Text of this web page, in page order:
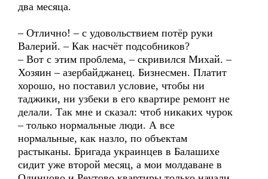
два месяца.
– Отлично! – с удовольствием потёр руки
Валерий. – Как насчёт подсобников?
– Вот с этим проблема, – скривился Михай. –
Хозяин – азербайджанец. Бизнесмен. Платит
хорошо, но поставил условие, чтобы ни
таджики, ни узбеки в его квартире ремонт не
делали. Так мне и сказал: чтоб никаких чурок
– только нормальные люди. А все
нормальные, как назло, по объектам
растыканы. Бригада украинцев в Балашихе
сидит уже второй месяц, а мои молдаване в